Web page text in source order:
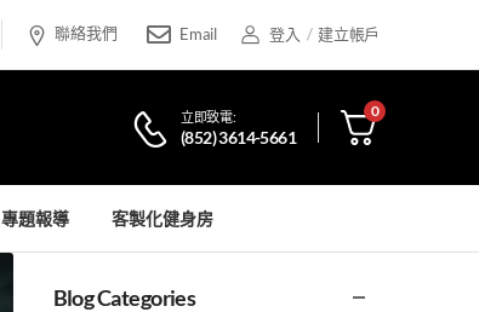
聯絡我們 Email 登入 / 建立帳戶
立即致電:
(852) 3614-5661
0
專題報導 客製化健身房
Blog Categories